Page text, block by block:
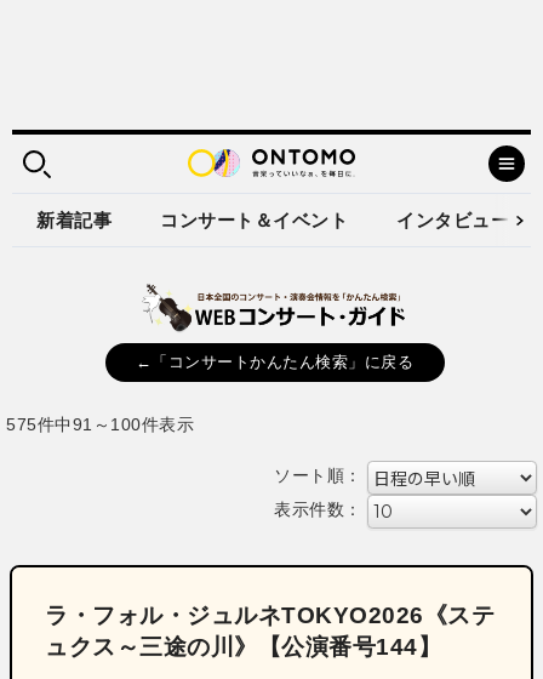
新着記事 コンサート＆イベント インタビュー
←「コンサートかんたん検索」に戻る
575件中91～100件表示
ソート順：
表示件数：
ラ・フォル・ジュルネTOKYO2026《ステ
ュクス～三途の川》【公演番号144】